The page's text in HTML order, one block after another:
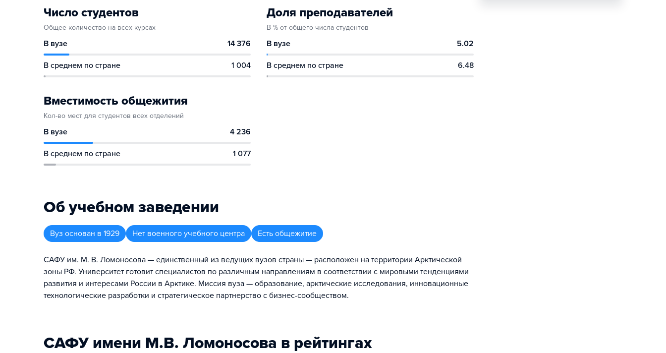
Число студентов
Общее количество на всех курсах
В вузе 14 376
В среднем по стране 1 004
Доля преподавателей
В % от общего числа студентов
В вузе 5.02
В среднем по стране 6.48
Вместимость общежития
Кол-во мест для студентов всех отделений
В вузе 4 236
В среднем по стране 1 077
Об учебном заведении
Вуз основан в 1929 Нет военного учебного центра Есть общежитие
САФУ им. М. В. Ломоносова — единственный из ведущих вузов страны — расположен на территории Арктической
зоны РФ. Университет готовит специалистов по различным направлениям в соответствии с мировыми тенденциями
развития и интересами России в Арктике. Миссия вуза — образование, арктические исследования, инновационные
технологические разработки и стратегическое партнерство с бизнес-сообществом.
САФУ имени М.В. Ломоносова в рейтингах